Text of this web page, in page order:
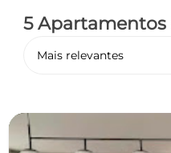
5 Apartamentos
Mais relevantes